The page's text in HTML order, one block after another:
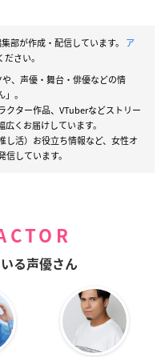
部が作成・配信しています。 ア
さい。
、声優・舞台・俳優などの情
。
クター作品、VTuberなどストリー
くお届けしています。
し活）お役立ち情報など、女性オ
しています。
る声優さん